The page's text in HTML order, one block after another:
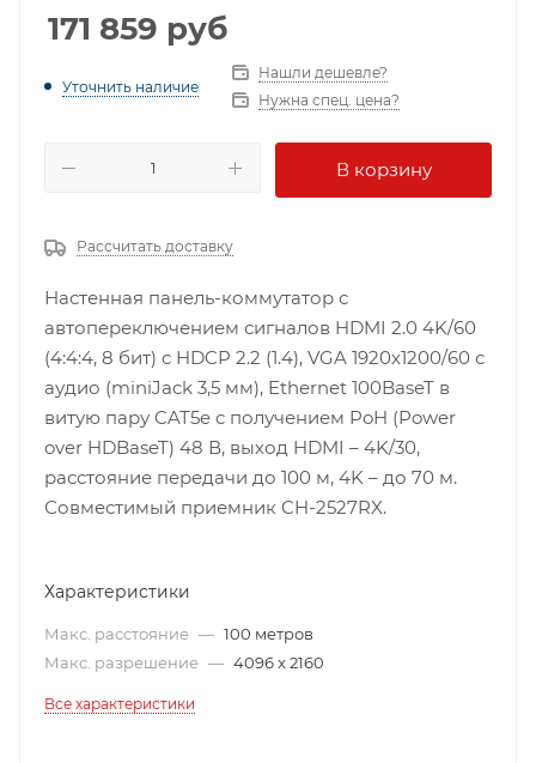
171 859 руб
Уточнить наличие
Нашли дешевле?
Нужна спец. цена?
В корзину
Рассчитать доставку
Настенная панель-коммутатор с
автопереключением сигналов HDMI 2.0 4K/60
(4:4:4, 8 бит) c HDCP 2.2 (1.4), VGA 1920х1200/60 с
аудио (miniJack 3,5 мм), Ethernet 100BaseT в
витую пару CAT5e c получением PoH (Power
over HDBaseT) 48 В, выход HDMI – 4K/30,
расстояние передачи до 100 м, 4K – до 70 м.
Совместимый приемник CH-2527RX.
Характеристики
Макс. расстояние — 100 метров
Макс. разрешение — 4096 x 2160
Все характеристики